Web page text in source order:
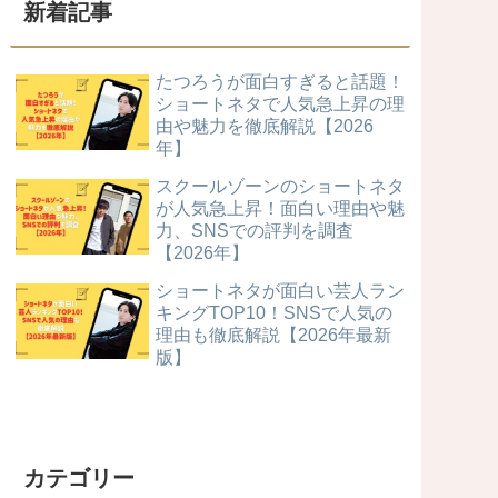
新着記事
たつろうが面白すぎると話題！
ショートネタで人気急上昇の理
由や魅力を徹底解説【2026
年】
スクールゾーンのショートネタ
が人気急上昇！面白い理由や魅
力、SNSでの評判を調査
【2026年】
ショートネタが面白い芸人ラン
キングTOP10！SNSで人気の
理由も徹底解説【2026年最新
版】
カテゴリー